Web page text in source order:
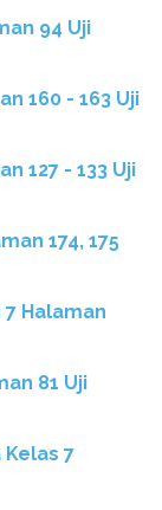
94 Uji
160 - 163 Uji
127 - 133 Uji
174, 175
Halaman
81 Uji
Kelas 7